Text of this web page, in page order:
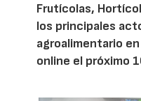
Frutícolas,
los principales
agroalimentario
online el próximo